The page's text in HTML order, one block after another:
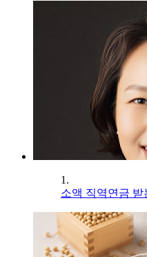
1.
소액 직역연금